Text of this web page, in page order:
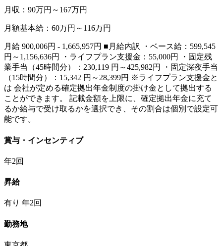
月収：90万円～167万円
月額基本給：60万円～116万円
月給 900,006円 - 1,665,957円 ■月給内訳 ・ベース給：599,545
円～1,156,636円 ・ライフプラン支援金：55,000円 ・固定残
業手当（45時間分）：230,119 円～425,982円 ・固定深夜手当
（15時間分）：15,342 円～28,399円 ※ライフプラン支援金と
は 会社が定める確定拠出年金制度の掛け金として拠出する
ことができます。 記載金額を上限に、確定拠出年金に充て
るか給与で受け取るかを選択でき、その割合は個別で設定可
能です。
賞与・インセンティブ
年2回
昇給
有り 年2回
勤務地